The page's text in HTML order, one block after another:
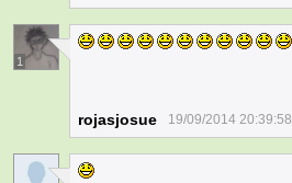
1
rojasjosue 19/09/2014 20:39:58